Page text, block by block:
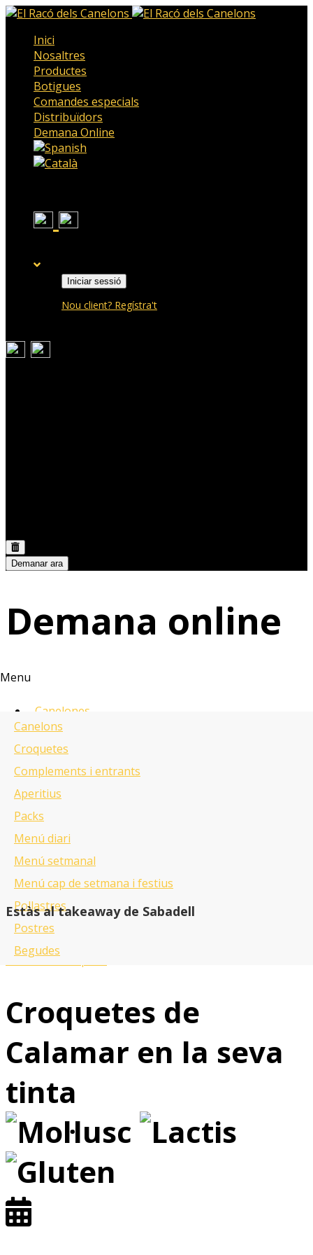
Inici
Nosaltres
Productes
Botigues
Comandes especials
Distribuïdors
Demana Online
Iniciar sessió
Nou client? Regístra't
Demanar ara
Demana online
Canelons
Croquetes
Complements i entrants
Aperitius
Packs
Menú diari
Menú setmanal
Menú cap de setmana i festius
Pollastres
Postres
Begudes
Menu
Canelones
Croquetas
Complementos y entrantes
Aperitivos
Menus
Pollos
Postres
Bebidas
Estàs al takeaway de Sabadell
en una altra botiga?
Veure tots els plats
Croquetes de
Calamar en la seva
tinta